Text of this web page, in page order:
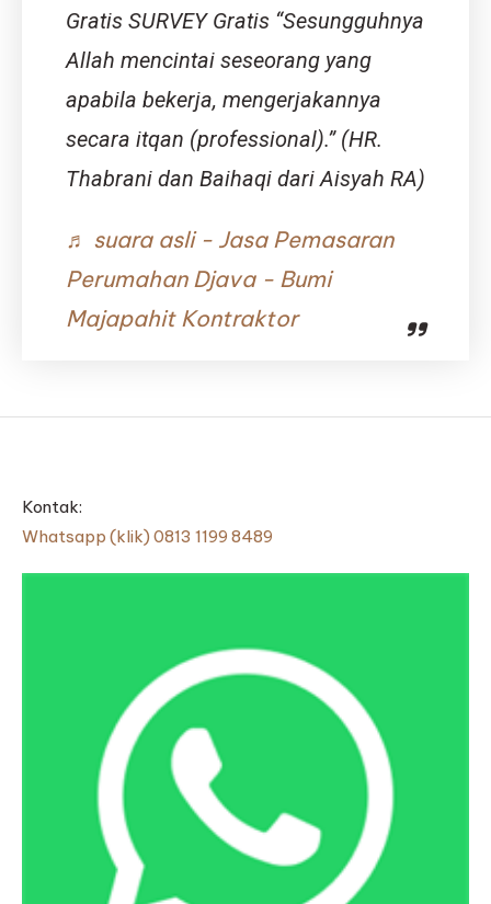
Gratis SURVEY Gratis “Sesungguhnya
Allah mencintai seseorang yang
apabila bekerja, mengerjakannya
secara itqan (professional).” (HR.
Thabrani dan Baihaqi dari Aisyah RA)
♬ suara asli - Jasa Pemasaran
Perumahan Djava - Bumi
Majapahit Kontraktor
Kontak:
Whatsapp (klik) 0813 1199 8489